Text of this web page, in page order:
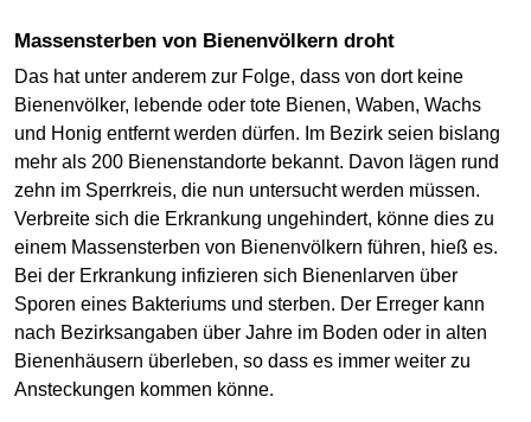
Massensterben von Bienenvölkern droht
Das hat unter anderem zur Folge, dass von dort keine
Bienenvölker, lebende oder tote Bienen, Waben, Wachs
und Honig entfernt werden dürfen. Im Bezirk seien bislang
mehr als 200 Bienenstandorte bekannt. Davon lägen rund
zehn im Sperrkreis, die nun untersucht werden müssen.
Verbreite sich die Erkrankung ungehindert, könne dies zu
einem Massensterben von Bienenvölkern führen, hieß es.
Bei der Erkrankung infizieren sich Bienenlarven über
Sporen eines Bakteriums und sterben. Der Erreger kann
nach Bezirksangaben über Jahre im Boden oder in alten
Bienenhäusern überleben, so dass es immer weiter zu
Ansteckungen kommen könne.